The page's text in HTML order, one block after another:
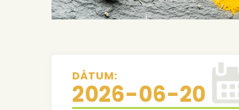
DÁTUM:
2026-06-20